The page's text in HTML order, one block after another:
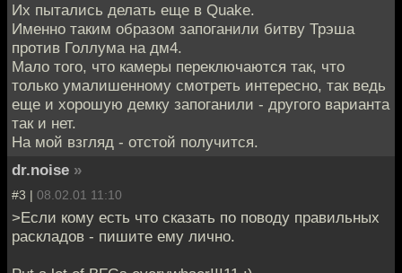
Их пытались делать еще в Quake.
Именно таким образом запоганили битву Трэша
против Голлума на дм4.
Мало того, что камеры переключаются так, что
только умалишенному смотреть интересно, так ведь
еще и хорошую демку запоганили - другого варианта
так и нет.
На мой взгляд - отстой получится.
dr.noise »
#3 | 08.02.01 11:10
>Если кому есть что сказать по поводу правильных
раскладов - пишите ему лично.